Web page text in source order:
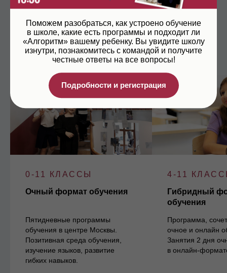
Поможем разобраться, как устроено обучение
в школе, какие есть программы и подходит ли
«Алгоритм» вашему ребенку. Вы увидите школу
изнутри, познакомитесь с командой и получите
честные ответы на все вопросы!
Подробности и регистрация
Форматы
0-11 КЛАССЫ
Очный формат обучения
Пятидневные программы
обучения в центре Москвы.
Позитивная среда обучения,
изучение языков, развитие
гибких навыков.
4-11
Гибридный
обучения
Программа,
очное и онлайн
Занятия 2 дня
в онлайн-